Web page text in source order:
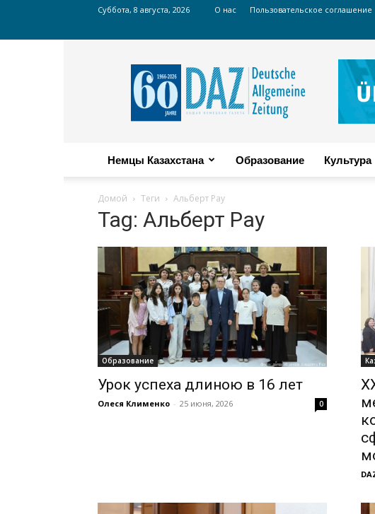
Суббота, 8 августа, 2026 О нас Пользовательское соглашение
Russian
DAZ
Немцы Казахстана Образование Культура
Домой Теги Альберт Рау
Tag: Альберт Рау
Образование
Урок успеха длиною в 16 лет
Олеся Клименко - 25 июня, 2026 0